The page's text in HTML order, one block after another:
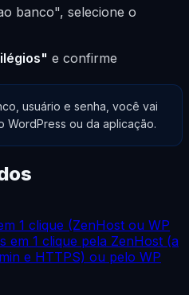
banco", selecione o
e confirme
usuário e senha, você vai
WordPress ou da aplicação.
1 clique (ZenHost ou WP
em 1 clique pela ZenHost (a
e HTTPS) ou pelo WP